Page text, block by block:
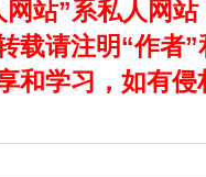
站”系私人网
载请注明“作者
和学习，如有